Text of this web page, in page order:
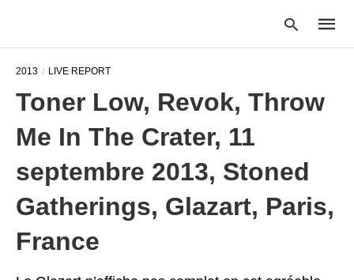
enter:
2013 LIVE REPORT
Toner Low, Revok, Throw
Me In The Crater, 11
septembre 2013, Stoned
Gatherings, Glazart, Paris,
France